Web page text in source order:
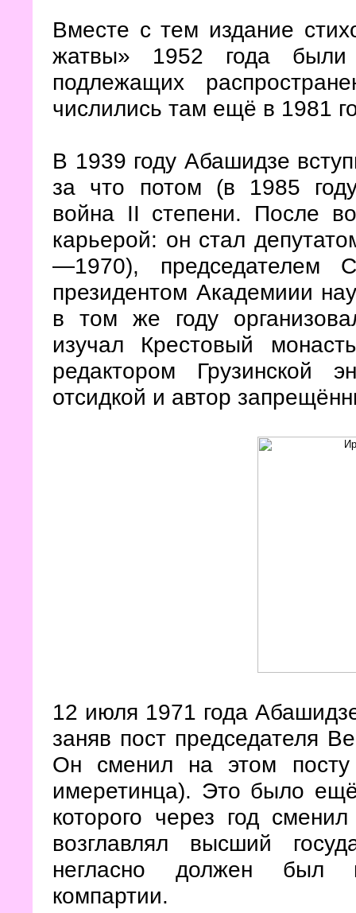
Вместе с тем издание
жатвы» 1952 года
подлежащих
числились там ещё в 1981
В 1939 году Абашидзе
за что потом (в 1985
война II степени. После
карьерой: он стал
—1970), председателем
президентом Академиии
в том же году
изучал Крестовый
редактором Грузинской
отсидкой и автор
12 июля 1971 года
заняв пост председателя
Он сменил на этом посту
имеретинца). Это было
которого через год
возглавлял высший
негласно должен был
компартии.